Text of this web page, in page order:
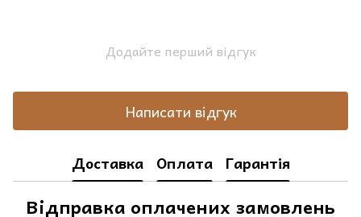
Додайте перший відгук
Написати відгук
Доставка Оплата Гарантія
Відправка оплачених замовлень